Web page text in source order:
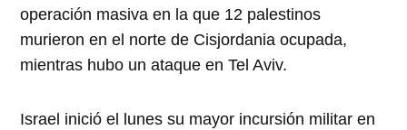
operación masiva en la que 12 palestinos
murieron en el norte de Cisjordania ocupada,
mientras hubo un ataque en Tel Aviv.
Israel inició el lunes su mayor incursión militar en